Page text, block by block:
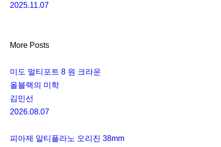
2025.11.07
More Posts
미도 멀티포트 8 원 크라운
올블랙의 미학
김민선
2026.08.07
피아제 알티플라노 오리진 38mm